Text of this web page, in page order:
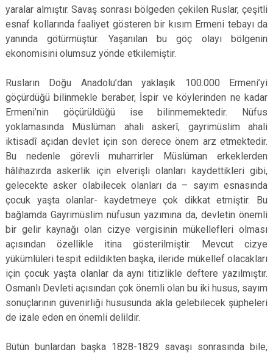
yaralar almıştır. Savaş sonrası bölgeden çekilen Ruslar, çeşitli
esnaf kollarında faaliyet gösteren bir kısım Ermeni tebayı da
yanında götürmüştür. Yaşanılan bu göç olayı bölgenin
ekonomisini olumsuz yönde etkilemiştir.
Rusların Doğu Anadolu’dan yaklaşık 100.000 Ermeni’yi
göçürdüğü bilinmekle beraber, İspir ve köylerinden ne kadar
Ermeni’nin göçürüldüğü ise bilinmemektedir. Nüfus
yoklamasında Müslüman ahali askerî, gayrimüslim ahali
iktisadî açıdan devlet için son derece önem arz etmektedir.
Bu nedenle görevli muharrirler Müslüman erkeklerden
hâlihazırda askerlik için elverişli olanları kaydettikleri gibi,
gelecekte asker olabilecek olanları da – sayım esnasında
çocuk yaşta olanlar- kaydetmeye çok dikkat etmiştir. Bu
bağlamda Gayrimüslim nüfusun yazımına da, devletin önemli
bir gelir kaynağı olan cizye vergisinin mükellefleri olması
açısından özellikle itina gösterilmiştir. Mevcut cizye
yükümlüleri tespit edildikten başka, ileride mükellef olacakları
için çocuk yaşta olanlar da aynı titizlikle deftere yazılmıştır.
Osmanlı Devleti açısından çok önemli olan bu iki husus, sayım
sonuçlarının güvenirliği hususunda akla gelebilecek şüpheleri
de izale eden en önemli delildir.
Bütün bunlardan başka 1828-1829 savaşı sonrasında bile,